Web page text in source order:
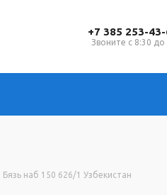
+7 385 253-
Звоните с 8:30
Бязь наб 150 626/1 Узбекистан